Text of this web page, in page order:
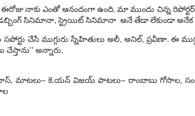
ఈరోజు నాకు ఎంతో ఆనందంగా ఉంది. మా ముందు చిన్న
సినిమానా, స్ట్రెయిట్‌ సినిమానా అనే తేడా లేకుండా అనేక
చేసే ముగ్గురు స్నేహితులు అలీ, అనిల్, ప్రవీణా. ఈ
అన్నారు.
మాటలు– కె.యన్‌ విజయ్‌ పాటలు– రాంబాబు గోసాల,